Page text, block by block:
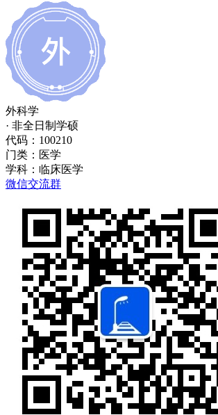
外科学
· 非全日制学硕
代码：100210
门类： 医学
学科： 临床医学
微信交流群